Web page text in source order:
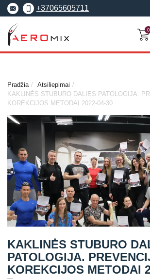
+37065605711
EREPS
Anatomy Trains
Fascia Movement
Dėstytojai
Straipsniai
Sėkmės istorijos
Atsiliepimai
Seminarai
pradedantiesiems
Specializuoti
Anatomy Trains
Fascia Movement
Konvencijos
0
Pradžia
Atsiliepimai
KAKLINĖS STUBURO DALIES PATOLOGIJA.
KOREKCIJOS METODAI 2022-04-30
KAKLINĖS STUBURO
PATOLOGIJA.
KOREKCIJOS METODAI